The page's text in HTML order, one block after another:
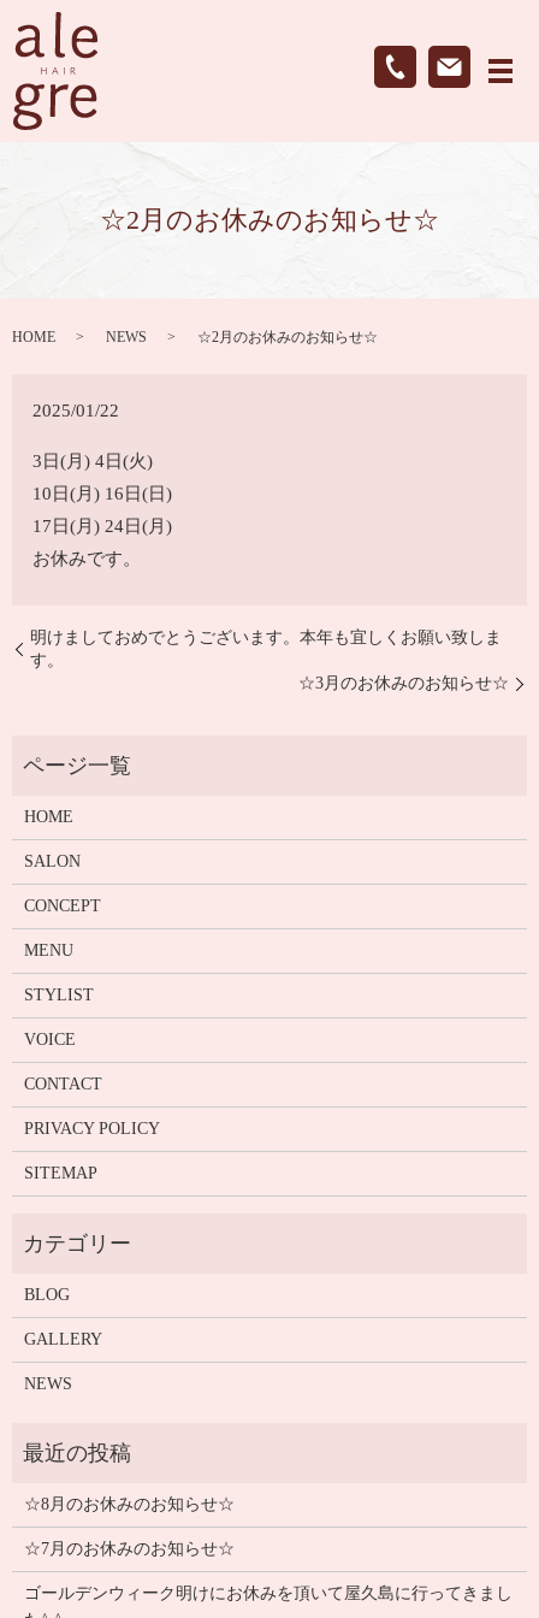
メ
☆2月のお休みのお知らせ☆
HOME NEWS ☆2月のお休みのお知らせ☆
2025/01/22
3日(月) 4日(火)
10日(月) 16日(日)
17日(月) 24日(月)
お休みです。
明けましておめでとうございます。本年も宜しくお願い致しま
す。
☆3月のお休みのお知らせ☆
HOME
SALON
CONCEPT
MENU
STYLIST
VOICE
CONTACT
PRIVACY POLICY
SITEMAP
BLOG
GALLERY
NEWS
☆8月のお休みのお知らせ☆
☆7月のお休みのお知らせ☆
ゴールデンウィーク明けにお休みを頂いて屋久島に行ってきまし